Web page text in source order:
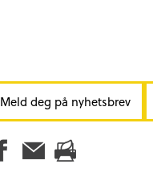
Meld deg på nyhetsbrev